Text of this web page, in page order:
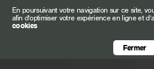
En poursuivant votre navigation sur ce site,
afin d’optimiser votre expérience en ligne et
cookies
Fermer